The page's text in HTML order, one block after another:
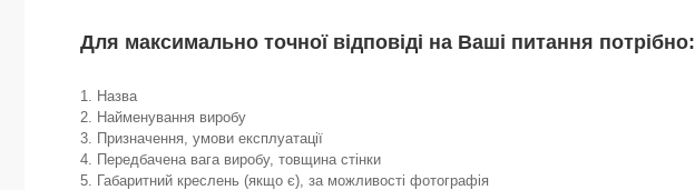
Для максимально точної відповіді на Ваші питання потрібно:
1. Назва
2. Найменування виробу
3. Призначення, умови експлуатації
4. Передбачена вага виробу, товщина стінки
5. Габаритний креслень (якщо є), за можливості фотографія